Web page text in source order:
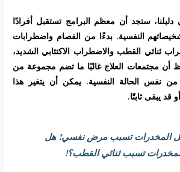
ستجد أن معظم البرامج تستقبل أفرادًا
النفسية. بدءًا من الفصام واضطرابات
ثنائي القطب والاضطراب الاكتئابي الشديد،
أن مجتمعات العلاج غالبًا ما تضم مجموعة من
من نفس الحالة النفسية. يمكن أن يتغير هذا
قد يبقى ثابتًا.
المخدرات تسبب مرض نفسي؛ هل
تسبب ثنائي القطب؟!